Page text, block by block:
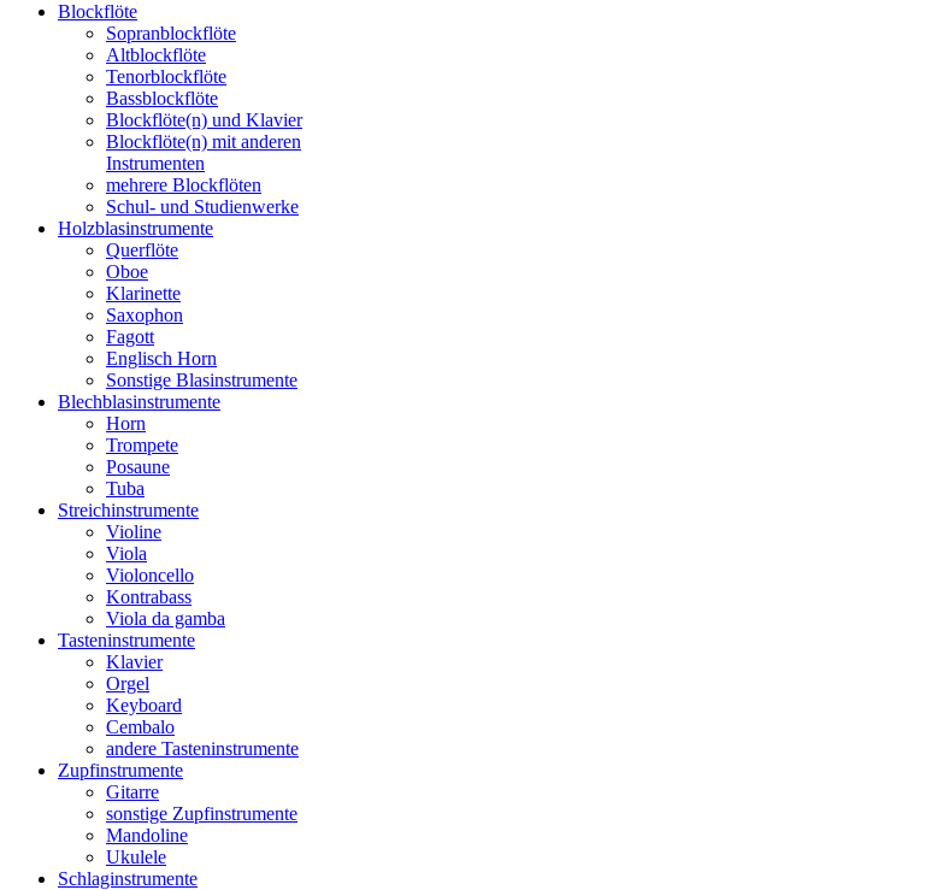
Blockflöte
Sopranblockflöte
Altblockflöte
Tenorblockflöte
Bassblockflöte
Blockflöte(n) und Klavier
Blockflöte(n) mit anderen
Instrumenten
mehrere Blockflöten
Schul- und Studienwerke
Holzblasinstrumente
Querflöte
Oboe
Klarinette
Saxophon
Fagott
Englisch Horn
Sonstige Blasinstrumente
Blechblasinstrumente
Horn
Trompete
Posaune
Tuba
Streichinstrumente
Violine
Viola
Violoncello
Kontrabass
Viola da gamba
Tasteninstrumente
Klavier
Orgel
Keyboard
Cembalo
andere Tasteninstrumente
Zupfinstrumente
Gitarre
sonstige Zupfinstrumente
Mandoline
Ukulele
Schlaginstrumente